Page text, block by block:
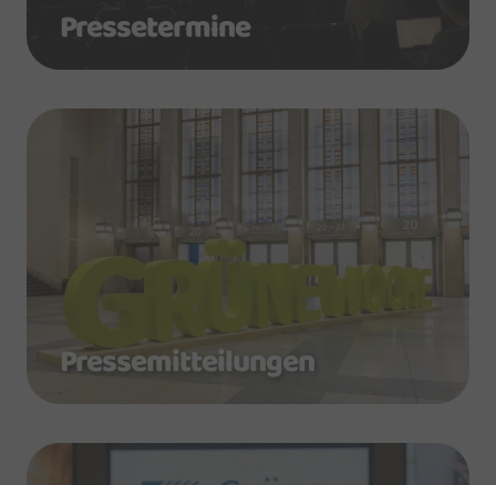
Pressetermine
Pressemitteilungen